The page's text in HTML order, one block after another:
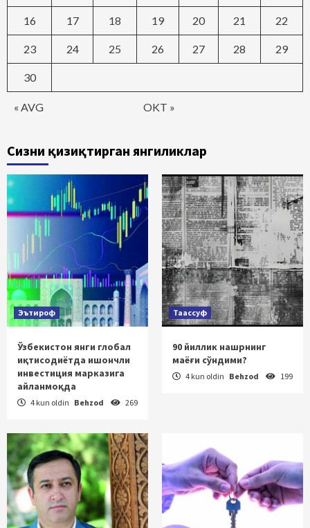
« AVG OKT »
16 17 18 19 20 21 22
23 24 25 26 27 28 29
30
Сизни қизиқтирган янгиликлар
Эътироф
Ўзбекистон янги глобал
иқтисодиётда ишончли
инвестиция марказига
айланмоқда
4 kun oldin Behzod 269
Таассуф
90 йиллик нашрнинг
маёғи сўндими?
4 kun oldin Behzod 199